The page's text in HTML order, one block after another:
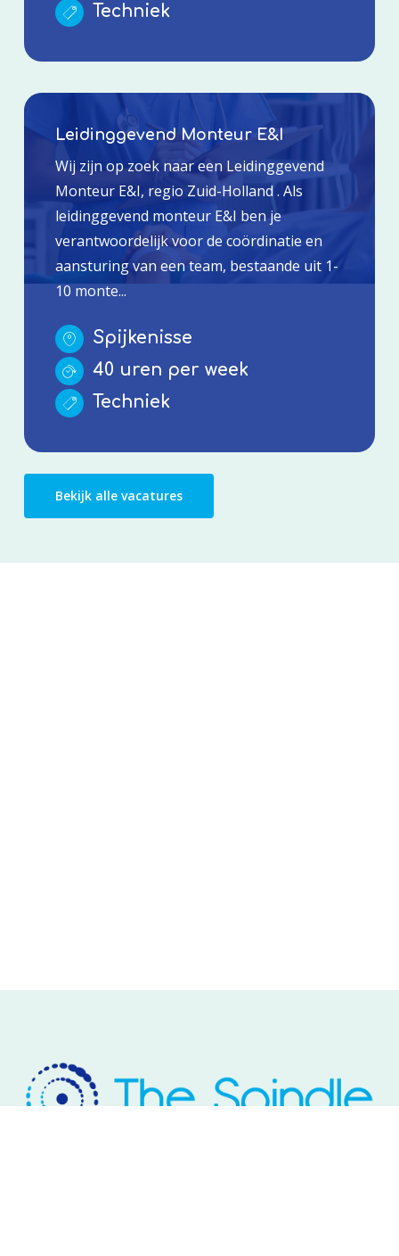
Techniek
Leidinggevend Monteur E&I
Wij zijn op zoek naar een Leidinggevend
Monteur E&I, regio Zuid-Holland . Als
leidinggevend monteur E&I ben je
verantwoordelijk voor de coördinatie en
aansturing van een team, bestaande uit 1-
10 monte...
Spijkenisse
40 uren per week
Techniek
Bekijk alle vacatures